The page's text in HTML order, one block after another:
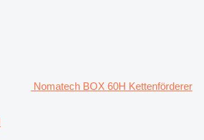
Nomatech BOX 60H Kettenförderer